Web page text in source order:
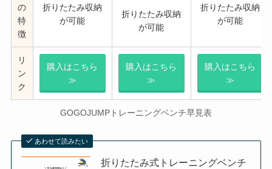
の
特
徴
折りたたみ収納
が可能
折りたたみ収納
が可能
折りたたみ収納
が可能
リ
ン
ク
購入はこちら
≫
購入はこちら
≫
購入はこちら
≫
GOGOJUMPトレーニングベンチ早見表
あわせて読みたい
折りたたみ式トレーニングベンチ